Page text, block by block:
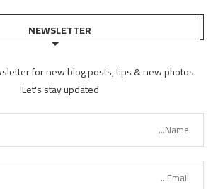
NEWSLETTER
for new blog posts, tips & new photos.
Let's stay updated!